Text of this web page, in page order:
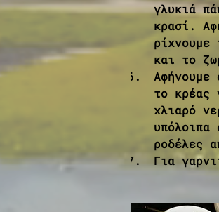
γλυκιά
κρασί.
και το
το κρέας
χλιαρό
ροδέλες
Για